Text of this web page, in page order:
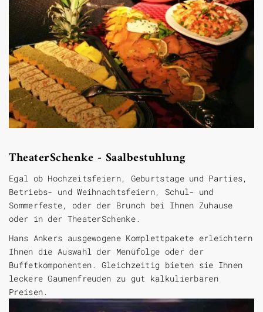
TheaterSchenke - Saalbestuhlung
Egal ob Hochzeitsfeiern, Geburtstage und Parties,
Betriebs- und Weihnachtsfeiern, Schul- und
Sommerfeste, oder der Brunch bei Ihnen Zuhause
oder in der TheaterSchenke.
Hans Ankers ausgewogene Komplettpakete erleichtern
Ihnen die Auswahl der Menüfolge oder der
Buffetkomponenten. Gleichzeitig bieten sie Ihnen
leckere Gaumenfreuden zu gut kalkulierbaren
Preisen.